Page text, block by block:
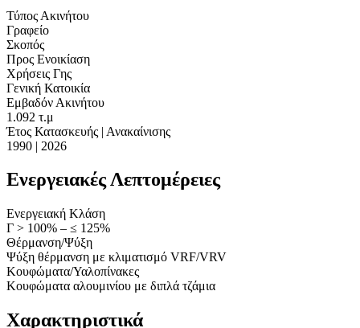
Τύπος Ακινήτου
Γραφείο
Σκοπός
Προς Ενοικίαση
Χρήσεις Γης
Γενική Κατοικία
Εμβαδόν Ακινήτου
1.092 τ.μ
Έτος Κατασκευής | Ανακαίνισης
1990 | 2026
Ενεργειακές Λεπτομέρειες
Ενεργειακή Κλάση
Γ > 100% – ≤ 125%
Θέρμανση/Ψύξη
Ψύξη θέρμανση με κλιματισμό VRF/VRV
Κουφώματα/Υαλοπίνακες
Κουφώματα αλουμινίου με διπλά τζάμια
Χαρακτηριστικά